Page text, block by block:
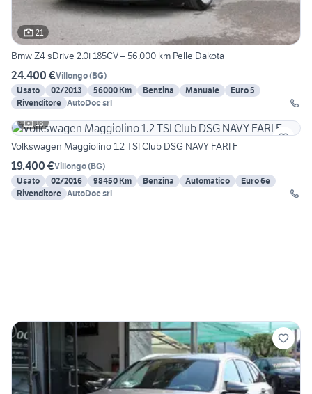
21
Bmw Z4 sDrive 2.0i 185CV – 56.000 km Pelle Dakota
24.400 €Villongo(BG)
Usato
02/2013 56000 Km Benzina Manuale
Euro 5
Rivenditore AutoDoc srl
18
Volkswagen Maggiolino 1.2 TSI Club DSG NAVY FARI F
19.400 €Villongo(BG)
Usato
02/2016 98450 Km Benzina Automatico
Euro 6e
Rivenditore AutoDoc srl